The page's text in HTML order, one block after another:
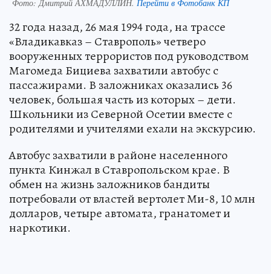
Фото: Дмитрий АХМАДУЛЛИН. Перейти в Фотобанк КП
32 года назад, 26 мая 1994 года, на трассе
«Владикавказ – Ставрополь» четверо
вооруженных террористов под руководством
Магомеда Бициева захватили автобус с
пассажирами. В заложниках оказались 36
человек, большая часть из которых – дети.
Школьники из Северной Осетии вместе с
родителями и учителями ехали на экскурсию.
Автобус захватили в районе населенного
пункта Кинжал в Ставропольском крае. В
обмен на жизнь заложников бандиты
потребовали от властей вертолет Ми-8, 10 млн
долларов, четыре автомата, гранатомет и
наркотики.